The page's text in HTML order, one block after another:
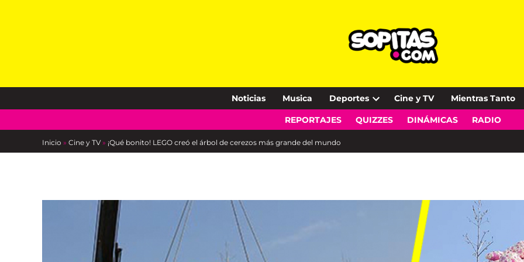
Noticias Musica Deportes
Open
dropdown
Cine y TV Mientras Tanto
REPORTAJES QUIZZES DINÁMICAS RADIO
Inicio » Cine y TV » ¡Qué bonito! LEGO creó el árbol de cerezos más grande del mundo